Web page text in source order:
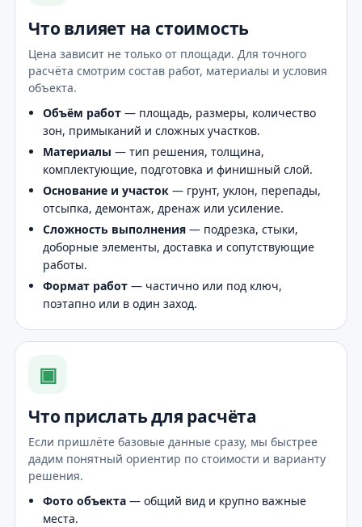
Что влияет на стоимость
Цена зависит не только от площади. Для точного
расчёта смотрим состав работ, материалы и условия
объекта.
Объём работ — площадь, размеры, количество
зон, примыканий и сложных участков.
Материалы — тип решения, толщина,
комплектующие, подготовка и финишный слой.
Основание и участок — грунт, уклон, перепады,
отсыпка, демонтаж, дренаж или усиление.
Сложность выполнения — подрезка, стыки,
доборные элементы, доставка и сопутствующие
работы.
Формат работ — частично или под ключ,
поэтапно или в один заход.
▣
Что прислать для расчёта
Если пришлёте базовые данные сразу, мы быстрее
дадим понятный ориентир по стоимости и варианту
решения.
Фото объекта — общий вид и крупно важные
места.